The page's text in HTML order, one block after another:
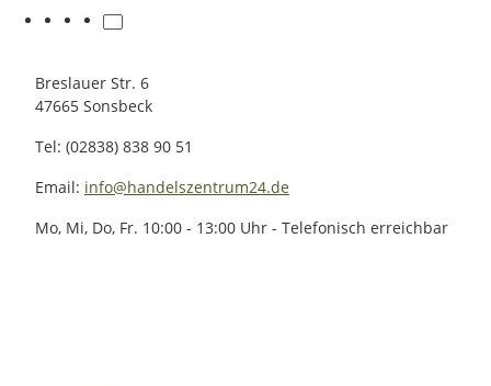
Breslauer Str. 6
47665 Sonsbeck
Tel: (02838) 838 90 51
Email: info@handelszentrum24.de
Mo, Mi, Do, Fr. 10:00 - 13:00 Uhr - Telefonisch erreichbar